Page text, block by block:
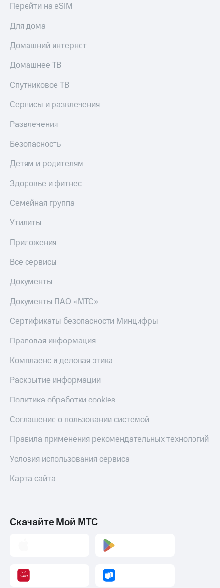
Перейти на eSIM
Для дома
Домашний интернет
Домашнее ТВ
Спутниковое ТВ
Сервисы и развлечения
Развлечения
Безопасность
Детям и родителям
Здоровье и фитнес
Семейная группа
Утилиты
Приложения
Все сервисы
Документы
Документы ПАО «МТС»
Сертификаты безопасности Минцифры
Правовая информация
Комплаенс и деловая этика
Раскрытие информации
Политика обработки cookies
Соглашение о пользовании системой
Правила применения рекомендательных технологий
Условия использования сервиса
Карта сайта
Скачайте Мой МТС